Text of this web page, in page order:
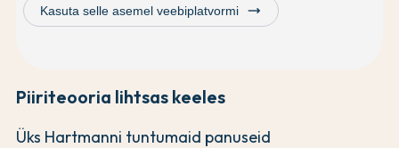
Kasuta selle asemel veebiplatvormi trending_flat
Piiriteooria lihtsas keeles
Üks Hartmanni tuntumaid panuseid